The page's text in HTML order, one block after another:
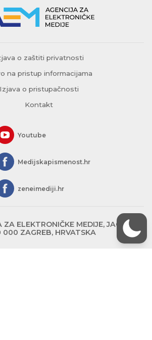
o zaštiti privatnosti
na pristup informacijama
Izjava o pristupačnosti
Kontakt
Youtube
Medijskapismenost.hr
zeneimediji.hr
ELEKTRONIČKE MEDIJE, JAGIĆEVA
000 ZAGREB, HRVATSKA